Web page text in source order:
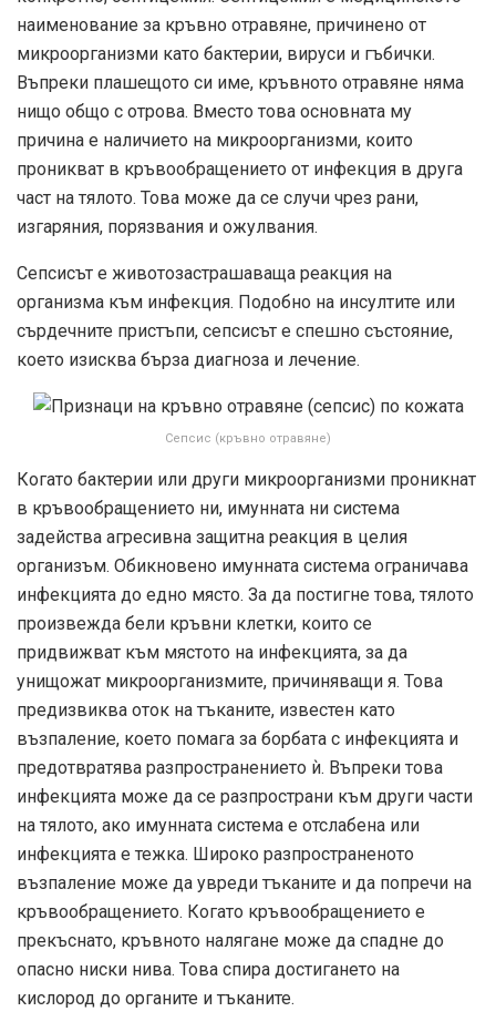
наименование за кръвно отравяне, причинено от
микроорганизми като бактерии, вируси и гъбички.
Въпреки плашещото си име, кръвното отравяне няма
нищо общо с отрова. Вместо това основната му
причина е наличието на микроорганизми, които
проникват в кръвообращението от инфекция в друга
част на тялото. Това може да се случи чрез рани,
изгаряния, порязвания и ожулвания.
Сепсисът е животозастрашаваща реакция на
организма към инфекция. Подобно на инсултите или
сърдечните пристъпи, сепсисът е спешно състояние,
което изисква бърза диагноза и лечение.
Сепсис (кръвно отравяне)
Когато бактерии или други микроорганизми проникнат
в кръвообращението ни, имунната ни система
задейства агресивна защитна реакция в целия
организъм. Обикновено имунната система ограничава
инфекцията до едно място. За да постигне това, тялото
произвежда бели кръвни клетки, които се
придвижват към мястото на инфекцията, за да
унищожат микроорганизмите, причиняващи я. Това
предизвиква оток на тъканите, известен като
възпаление, което помага за борбата с инфекцията и
предотвратява разпространението ѝ. Въпреки това
инфекцията може да се разпространи към други части
на тялото, ако имунната система е отслабена или
инфекцията е тежка. Широко разпространеното
възпаление може да увреди тъканите и да попречи на
кръвообращението. Когато кръвообращението е
прекъснато, кръвното налягане може да спадне до
опасно ниски нива. Това спира достигането на
кислород до органите и тъканите.